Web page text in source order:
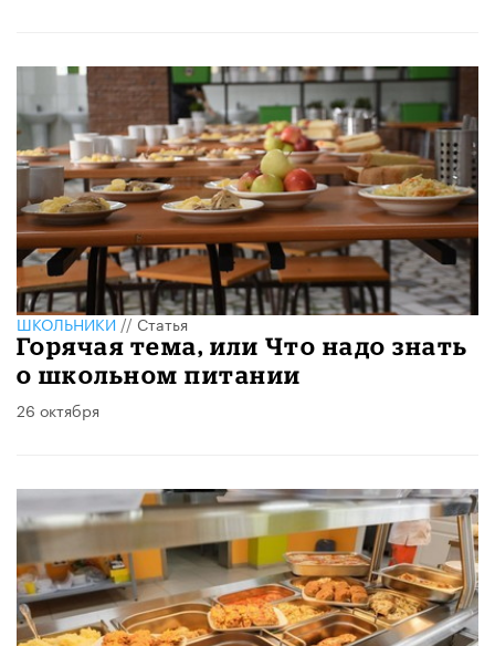
ШКОЛЬНИКИ//Статья
Горячая тема, или Что надо знать
о школьном питании
26 октября